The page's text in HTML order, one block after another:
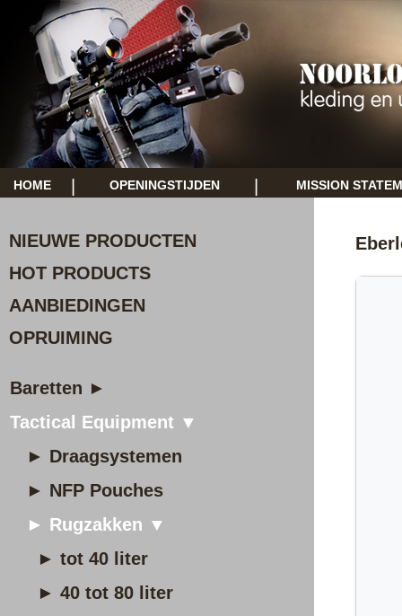
HOME OPENINGSTIJDEN MISSION
NIEUWE PRODUCTEN
HOT PRODUCTS
AANBIEDINGEN
OPRUIMING
Baretten ►
Tactical Equipment ▼
► Draagsystemen
► NFP Pouches
► Rugzakken ▼
► tot 40 liter
► 40 tot 80 liter